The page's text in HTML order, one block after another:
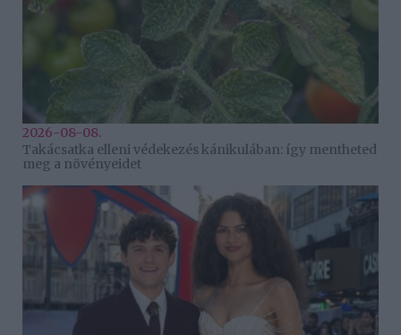
2026-08-08.
Takácsatka elleni védekezés kánikulában: így mentheted
meg a növényeidet